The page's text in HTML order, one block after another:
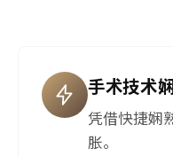
手术技术
凭借快捷娴
胀。